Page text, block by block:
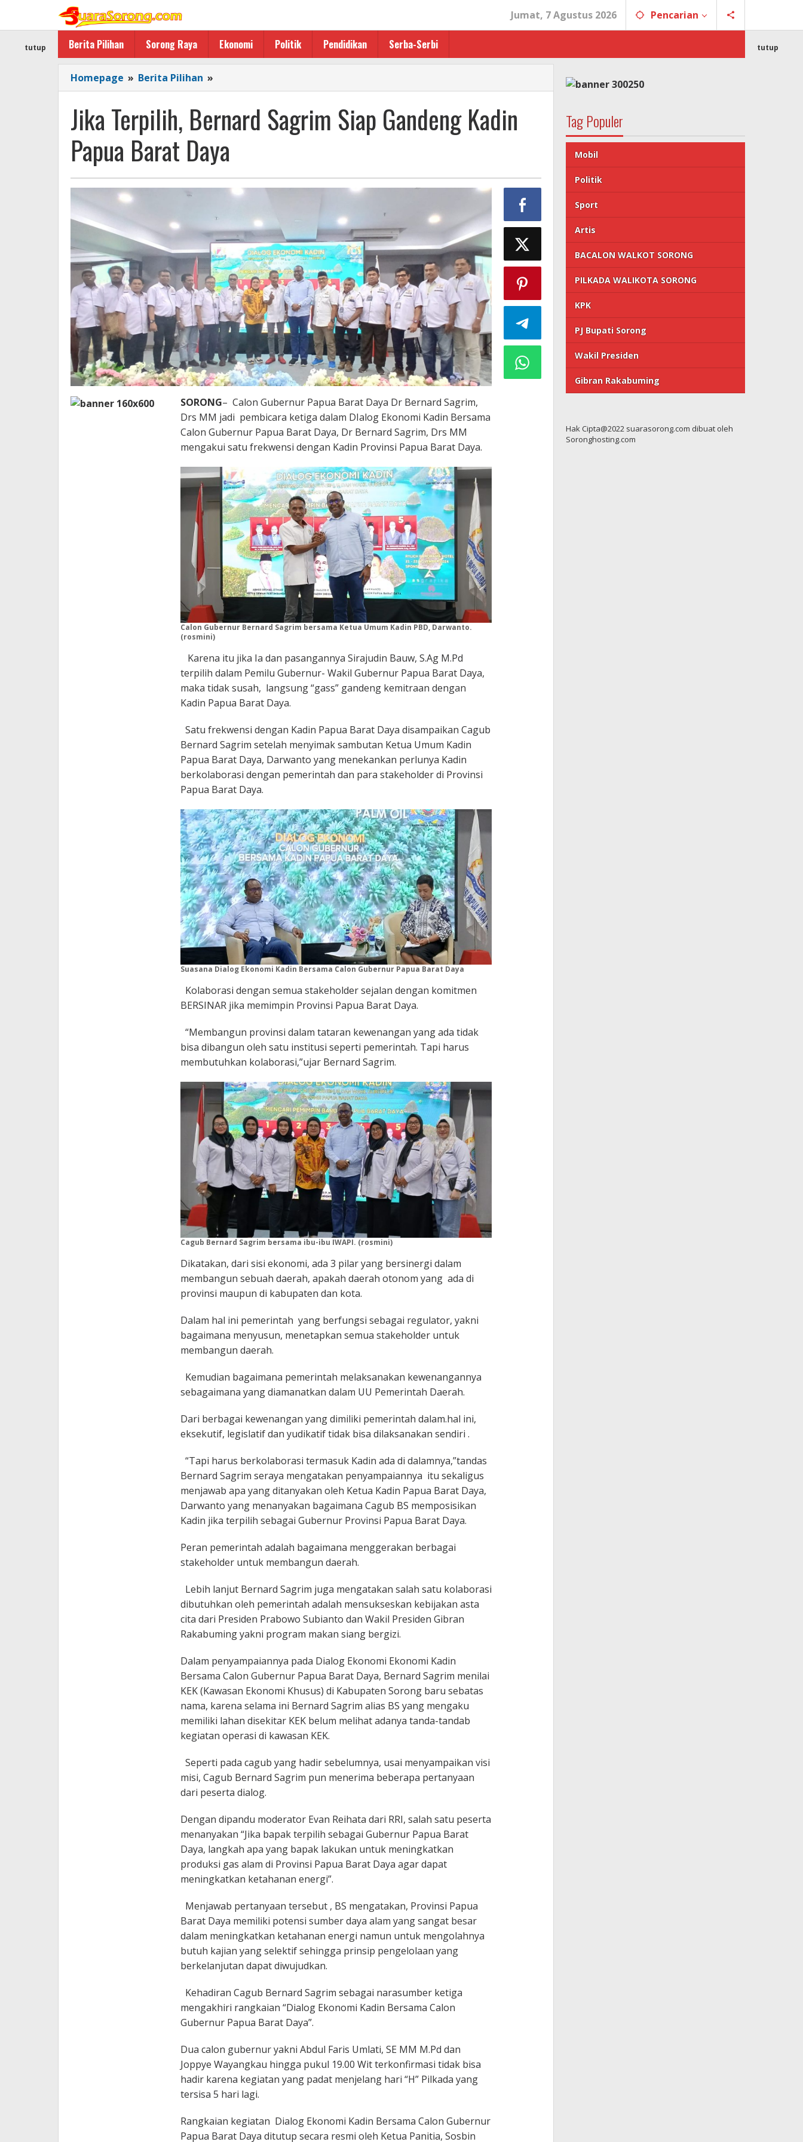
Jumat, 7 Agustus 2026 Pencarian
Berita Pilihan Sorong Raya Ekonomi Politik Pendidikan Serba-Serbi
tutup tutup
Homepage » Berita Pilihan »
Terpilih,
Sagrim
Siap
Gandeng
Kadin
Papua
Barat
Jika Terpilih, Bernard Sagrim Siap Gandeng Kadin
Papua Barat Daya
SORONG– Calon Gubernur Papua Barat Daya Dr Bernard Sagrim,
Drs MM jadi pembicara ketiga dalam DIalog Ekonomi Kadin Bersama
Calon Gubernur Papua Barat Daya, Dr Bernard Sagrim, Drs MM
mengakui satu frekwensi dengan Kadin Provinsi Papua Barat Daya.
Calon Gubernur Bernard Sagrim bersama Ketua Umum Kadin PBD, Darwanto.
(rosmini)
Karena itu jika Ia dan pasangannya Sirajudin Bauw, S.Ag M.Pd
terpilih dalam Pemilu Gubernur- Wakil Gubernur Papua Barat Daya,
maka tidak susah, langsung “gass” gandeng kemitraan dengan
Kadin Papua Barat Daya.
Satu frekwensi dengan Kadin Papua Barat Daya disampaikan Cagub
Bernard Sagrim setelah menyimak sambutan Ketua Umum Kadin
Papua Barat Daya, Darwanto yang menekankan perlunya Kadin
berkolaborasi dengan pemerintah dan para stakeholder di Provinsi
Papua Barat Daya.
Suasana Dialog Ekonomi Kadin Bersama Calon Gubernur Papua Barat Daya
Kolaborasi dengan semua stakeholder sejalan dengan komitmen
BERSINAR jika memimpin Provinsi Papua Barat Daya.
“Membangun provinsi dalam tataran kewenangan yang ada tidak
bisa dibangun oleh satu institusi seperti pemerintah. Tapi harus
membutuhkan kolaborasi,”ujar Bernard Sagrim.
Cagub Bernard Sagrim bersama ibu-ibu IWAPI. (rosmini)
Dikatakan, dari sisi ekonomi, ada 3 pilar yang bersinergi dalam
membangun sebuah daerah, apakah daerah otonom yang ada di
provinsi maupun di kabupaten dan kota.
Dalam hal ini pemerintah yang berfungsi sebagai regulator, yakni
bagaimana menyusun, menetapkan semua stakeholder untuk
membangun daerah.
Kemudian bagaimana pemerintah melaksanakan kewenangannya
sebagaimana yang diamanatkan dalam UU Pemerintah Daerah.
Dari berbagai kewenangan yang dimiliki pemerintah dalam.hal ini,
eksekutif, legislatif dan yudikatif tidak bisa dilaksanakan sendiri .
“Tapi harus berkolaborasi termasuk Kadin ada di dalamnya,”tandas
Bernard Sagrim seraya mengatakan penyampaiannya itu sekaligus
menjawab apa yang ditanyakan oleh Ketua Kadin Papua Barat Daya,
Darwanto yang menanyakan bagaimana Cagub BS memposisikan
Kadin jika terpilih sebagai Gubernur Provinsi Papua Barat Daya.
Peran pemerintah adalah bagaimana menggerakan berbagai
stakeholder untuk membangun daerah.
Lebih lanjut Bernard Sagrim juga mengatakan salah satu kolaborasi
dibutuhkan oleh pemerintah adalah mensukseskan kebijakan asta
cita dari Presiden Prabowo Subianto dan Wakil Presiden Gibran
Rakabuming yakni program makan siang bergizi.
Dalam penyampaiannya pada Dialog Ekonomi Ekonomi Kadin
Bersama Calon Gubernur Papua Barat Daya, Bernard Sagrim menilai
KEK (Kawasan Ekonomi Khusus) di Kabupaten Sorong baru sebatas
nama, karena selama ini Bernard Sagrim alias BS yang mengaku
memiliki lahan disekitar KEK belum melihat adanya tanda-tandab
kegiatan operasi di kawasan KEK.
Seperti pada cagub yang hadir sebelumnya, usai menyampaikan visi
misi, Cagub Bernard Sagrim pun menerima beberapa pertanyaan
dari peserta dialog.
Dengan dipandu moderator Evan Reihata dari RRI, salah satu peserta
menanyakan “Jika bapak terpilih sebagai Gubernur Papua Barat
Daya, langkah apa yang bapak lakukan untuk meningkatkan
produksi gas alam di Provinsi Papua Barat Daya agar dapat
meningkatkan ketahanan energi”.
Menjawab pertanyaan tersebut , BS mengatakan, Provinsi Papua
Barat Daya memiliki potensi sumber daya alam yang sangat besar
dalam meningkatkan ketahanan energi namun untuk mengolahnya
butuh kajian yang selektif sehingga prinsip pengelolaan yang
berkelanjutan dapat diwujudkan.
Kehadiran Cagub Bernard Sagrim sebagai narasumber ketiga
mengakhiri rangkaian “Dialog Ekonomi Kadin Bersama Calon
Gubernur Papua Barat Daya”.
Dua calon gubernur yakni Abdul Faris Umlati, SE MM M.Pd dan
Joppye Wayangkau hingga pukul 19.00 Wit terkonfirmasi tidak bisa
hadir karena kegiatan yang padat menjelang hari “H” Pilkada yang
tersisa 5 hari lagi.
Rangkaian kegiatan Dialog Ekonomi Kadin Bersama Calon Gubernur
Papua Barat Daya ditutup secara resmi oleh Ketua Panitia, Sosbin
Tag Populer
Mobil
Politik
Sport
Artis
BACALON WALKOT SORONG
PILKADA WALIKOTA SORONG
KPK
PJ Bupati Sorong
Wakil Presiden
Gibran Rakabuming
Hak Cipta@2022 suarasorong.com dibuat oleh
Soronghosting.com